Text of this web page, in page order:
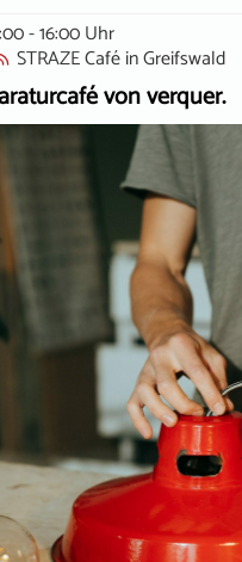
- 16:00 Uhr
STRAZE CaféinGreifswald
von verquer.